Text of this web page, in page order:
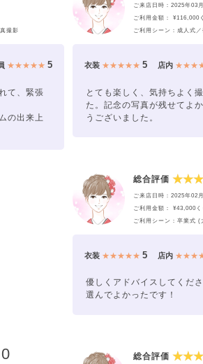
撮影
★★★★★ 5
て、緊張
の出来上
ご来店日時：2025年03
ご利用金額： ¥116,000
ご利用シーン：成人式
衣装 ★★★★★5 店内
とても楽しく、気持ちよく
た。記念の写真が残せてよ
うございました。
総合評価
ご来店日時：2025年02
ご利用金額： ¥43,000く
ご利用シーン：卒業式
衣装 ★★★★★5 店内
優しくアドバイスしてくだ
選んでよかったです！
総合評価